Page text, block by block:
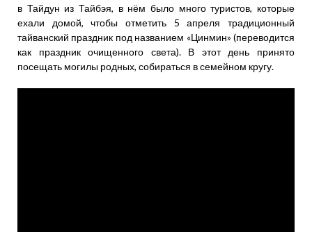
в Тайдун из Тайбэя, в нём было много туристов, которые
ехали домой, чтобы отметить 5 апреля традиционный
тайванский праздник под названием «Цинмин» (переводится
как праздник очищенного света). В этот день принято
посещать могилы родных, собираться в семейном кругу.